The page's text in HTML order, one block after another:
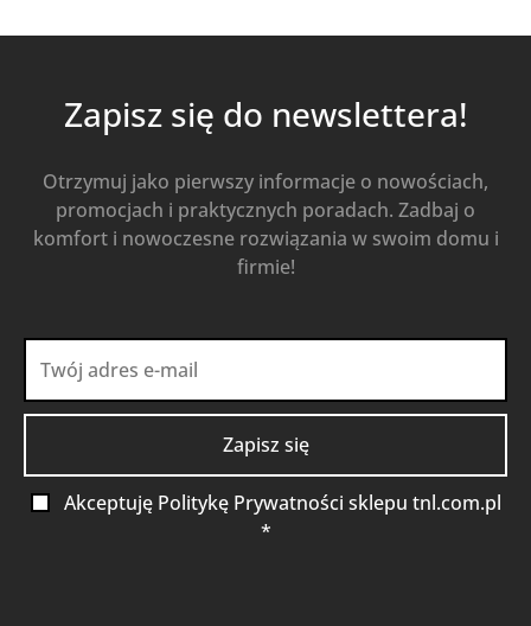
Zapisz się do newslettera!
Otrzymuj jako pierwszy informacje o nowościach,
promocjach i praktycznych poradach. Zadbaj o
komfort i nowoczesne rozwiązania w swoim domu i
firmie!
Akceptuję Politykę Prywatności sklepu tnl.com.pl
*